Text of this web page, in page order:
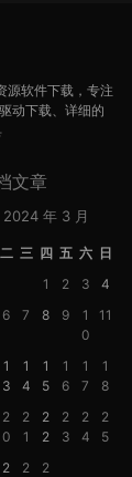
软件下载，专注
动下载、详细的
文章
2024 年 3 月
二 三 四 五 六 日
1
2 3
4
6 7 8 9
1
0
11
1
3
1
4
1
5
1
6
1
7
1
8
2
0
2
1
2
2
2
3
2
4
2
5
2
2
2